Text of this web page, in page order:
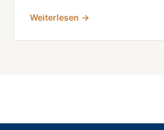
Weiterlesen →